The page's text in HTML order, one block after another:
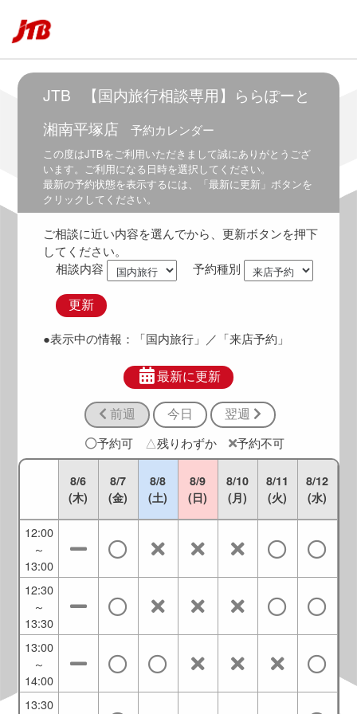
JTB
【国内旅行相談専用】ららぽーと
湘南平塚店 予約カレンダー
この度はJTBをご利用いただきまして誠にありがとうござ
います。ご利用になる日時を選択してください。
最新の予約状態を表示するには、「最新に更新」ボタンを
クリックしてください。
ご相談に近い内容を選んでから、更新ボタンを押下
してください。
相談内容
予約種別
更新
●表示中の情報： 「国内旅行」 ／「来店予約」
最新に更新
前週 今日 翌週
予約可 △残りわずか 予約不可
8/6
(木)
8/7
(金)
8/8
(土)
8/9
(日)
8/10
(月)
8/11
(火)
8/12
(水)
7:30
～
8:00
9:00
8:30
9:30
9:00
9:30
11:00
12:00
～
13:00
12:30
～
13:30
13:00
～
14:00
13:30